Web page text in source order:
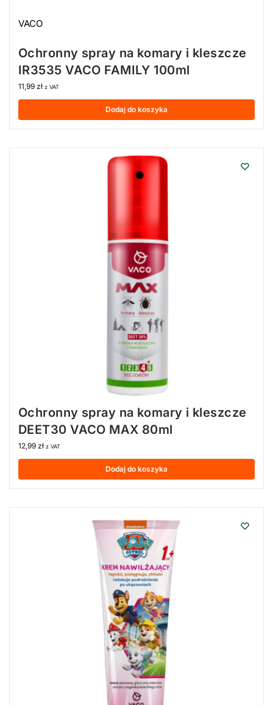
VACO
Ochronny spray na komary i kleszcze
IR3535 VACO FAMILY 100ml
11,99 zł z VAT
Dodaj do koszyka
Ochronny spray na komary i kleszcze
DEET30 VACO MAX 80ml
12,99 zł z VAT
Dodaj do koszyka